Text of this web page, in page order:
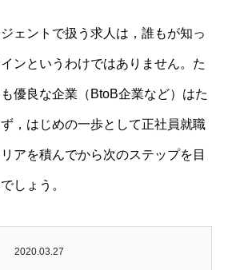
ェントで扱う求人は，誰もが知っ
ンというわけではありません。た
優良な企業（BtoB企業など）はた
，はじめの一歩として正社員就職
アを積んでから次のステップを目
しょう。
2020.03.27